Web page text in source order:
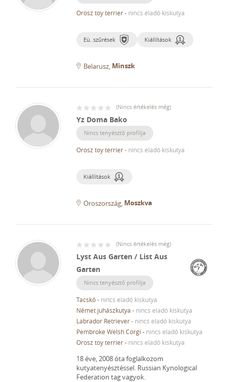
Orosz toy terrier- nincs eladó kiskutya
Eü. szűrések Kiállítások
Belarusz Minszk
(Nincs értékelés még)
Yz Doma Bako
Nincs tenyésztő profilja
Orosz toy terrier- nincs eladó kiskutya
Kiállítások
Oroszország Moszkva
(Nincs értékelés még)
Lyst Aus Garten / List Aus
Garten
Nincs tenyésztő profilja
Tacskó- nincs eladó kiskutya
Német juhászkutya - nincs eladó kiskutya
Labrador Retriever- nincs eladó kiskutya
Pembroke Welsh Corgi - nincs eladó kiskutya
Orosz toy terrier- nincs eladó kiskutya
18 éve, 2008 óta foglalkozom
kutyatenyésztéssel. Russian Kynological
Federation tag vagyok.